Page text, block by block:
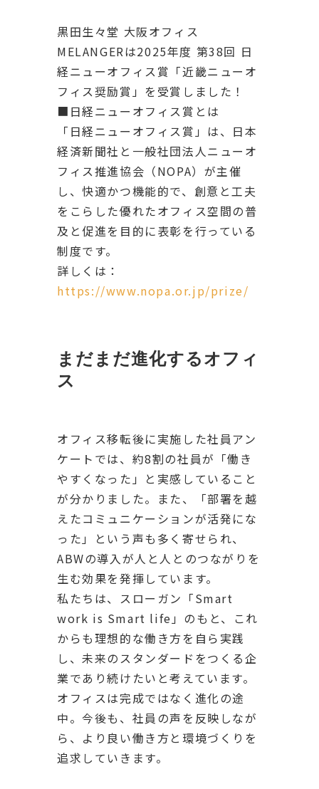
黒田生々堂 大阪オフィス
MELANGERは2025年度 第38回 日
経ニューオフィス賞「近畿ニューオ
フィス奨励賞」を受賞しました！
■日経ニューオフィス賞とは
「日経ニューオフィス賞」は、日本
経済新聞社と一般社団法人ニューオ
フィス推進協会（NOPA）が主催
し、快適かつ機能的で、創意と工夫
をこらした優れたオフィス空間の普
及と促進を目的に表彰を行っている
制度です。
詳しくは：
https://www.nopa.or.jp/prize/
まだまだ進化するオフィ
ス
オフィス移転後に実施した社員アン
ケートでは、約8割の社員が「働き
やすくなった」と実感していること
が分かりました。また、「部署を越
えたコミュニケーションが活発にな
った」という声も多く寄せられ、
ABWの導入が人と人とのつながりを
生む効果を発揮しています。
私たちは、スローガン「Smart
work is Smart life」のもと、これ
からも理想的な働き方を自ら実践
し、未来のスタンダードをつくる企
業であり続けたいと考えています。
オフィスは完成ではなく進化の途
中。今後も、社員の声を反映しなが
ら、より良い働き方と環境づくりを
追求していきます。